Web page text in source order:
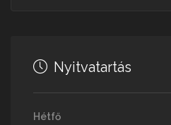
Nyitvatartás
Hétfő